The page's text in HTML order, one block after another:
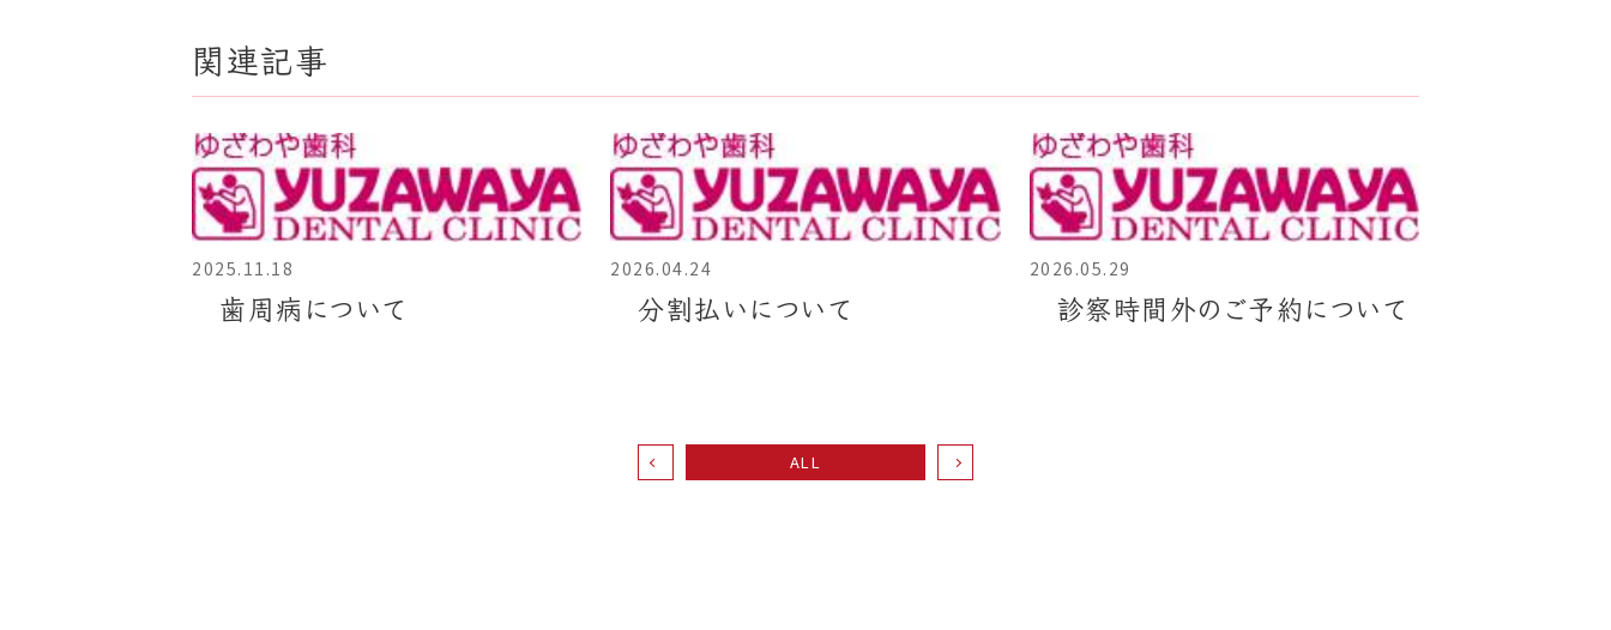
関連記事
2025.11.18
歯周病について
2026.04.24
分割払いについて
2026.05.29
診察時間外のご予約について
ALL